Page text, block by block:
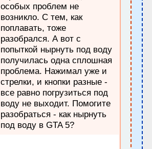
особых проблем не
возникло. С тем, как
поплавать, тоже
разобрался. А вот с
попыткой нырнуть под воду
получилась одна сплошная
проблема. Нажимал уже и
стрелки, и кнопки разные -
все равно погрузиться под
воду не выходит. Помогите
разобраться - как нырнуть
под воду в GTA 5?